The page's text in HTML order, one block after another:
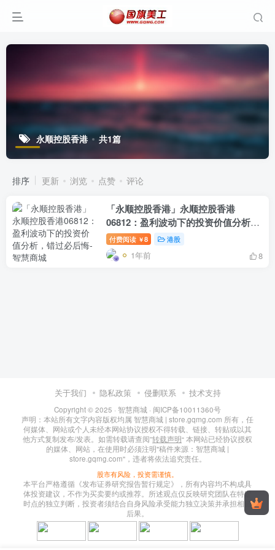
永顺控股香港 共1篇
排序 更新 浏览 点赞 评论
「永顺控股香港」永顺控股香港
06812：盈利波动下的投资价值分析，
错过必后悔
付费阅读 ￥8 港股
1年前 8
关于我们 隐私政策 侵删联系 技术支持
Copyright © 2025 · 智慧商城 · 闽ICP备10011360号
声明：本站所有文字内容版权均属 智慧商城 | store.gqmg.com 所有，任
何媒体、网站或个人未经本网站协议授权不得转载、链接、转贴或以其
他方式复制发布/发表。如需转载请查阅”转载声明“ 本网站已经协议授权
的媒体、网站，在使用时必须注明"稿件来源：智慧商城 |
store.gqmg.com"，违者将依法追究责任。
股市有风险，投资需谨慎。
本平台严格遵循《发布证券研究报告暂行规定》，所有内容均不构成具
体投资建议，不作为买卖要约或推荐。所述观点仅反映研究团队在特定
时点的独立判断，投资者须结合自身风险承受能力独立决策并承担相应
后果。